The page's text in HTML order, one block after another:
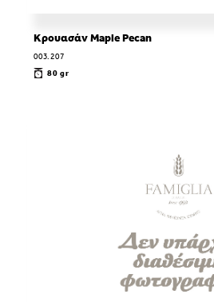
Κρουασάν Maple Pecan
003.207
80 gr